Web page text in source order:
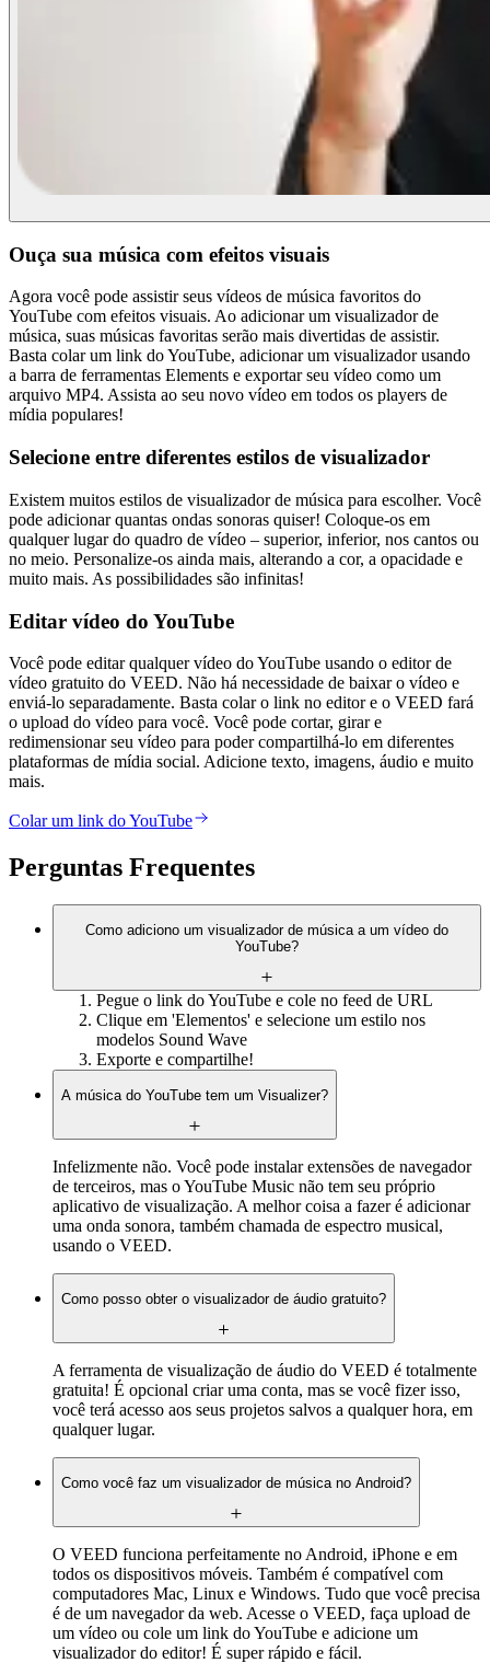
Ouça sua música com efeitos visuais
Agora você pode assistir seus vídeos de música favoritos do
YouTube com efeitos visuais. Ao adicionar um visualizador de
música, suas músicas favoritas serão mais divertidas de assistir.
Basta colar um link do YouTube, adicionar um visualizador usando
a barra de ferramentas Elements e exportar seu vídeo como um
arquivo MP4. Assista ao seu novo vídeo em todos os players de
mídia populares!
Selecione entre diferentes estilos de visualizador
Existem muitos estilos de visualizador de música para escolher. Você
pode adicionar quantas ondas sonoras quiser! Coloque-os em
qualquer lugar do quadro de vídeo – superior, inferior, nos cantos ou
no meio. Personalize-os ainda mais, alterando a cor, a opacidade e
muito mais. As possibilidades são infinitas!
Editar vídeo do YouTube
Você pode editar qualquer vídeo do YouTube usando o editor de
vídeo gratuito do VEED. Não há necessidade de baixar o vídeo e
enviá-lo separadamente. Basta colar o link no editor e o VEED fará
o upload do vídeo para você. Você pode cortar, girar e
redimensionar seu vídeo para poder compartilhá-lo em diferentes
plataformas de mídia social. Adicione texto, imagens, áudio e muito
mais.
Colar um link do YouTube
Perguntas Frequentes
Como adiciono um visualizador de música a um vídeo do
YouTube?
Pegue o link do YouTube e cole no feed de URL
Clique em 'Elementos' e selecione um estilo nos
modelos Sound Wave
Exporte e compartilhe!
A música do YouTube tem um Visualizer?
Infelizmente não. Você pode instalar extensões de navegador
de terceiros, mas o YouTube Music não tem seu próprio
aplicativo de visualização. A melhor coisa a fazer é adicionar
uma onda sonora, também chamada de espectro musical,
usando o VEED.
Como posso obter o visualizador de áudio gratuito?
A ferramenta de visualização de áudio do VEED é totalmente
gratuita! É opcional criar uma conta, mas se você fizer isso,
você terá acesso aos seus projetos salvos a qualquer hora, em
qualquer lugar.
Como você faz um visualizador de música no Android?
O VEED funciona perfeitamente no Android, iPhone e em
todos os dispositivos móveis. Também é compatível com
computadores Mac, Linux e Windows. Tudo que você precisa
é de um navegador da web. Acesse o VEED, faça upload de
um vídeo ou cole um link do YouTube e adicione um
visualizador do editor! É super rápido e fácil.